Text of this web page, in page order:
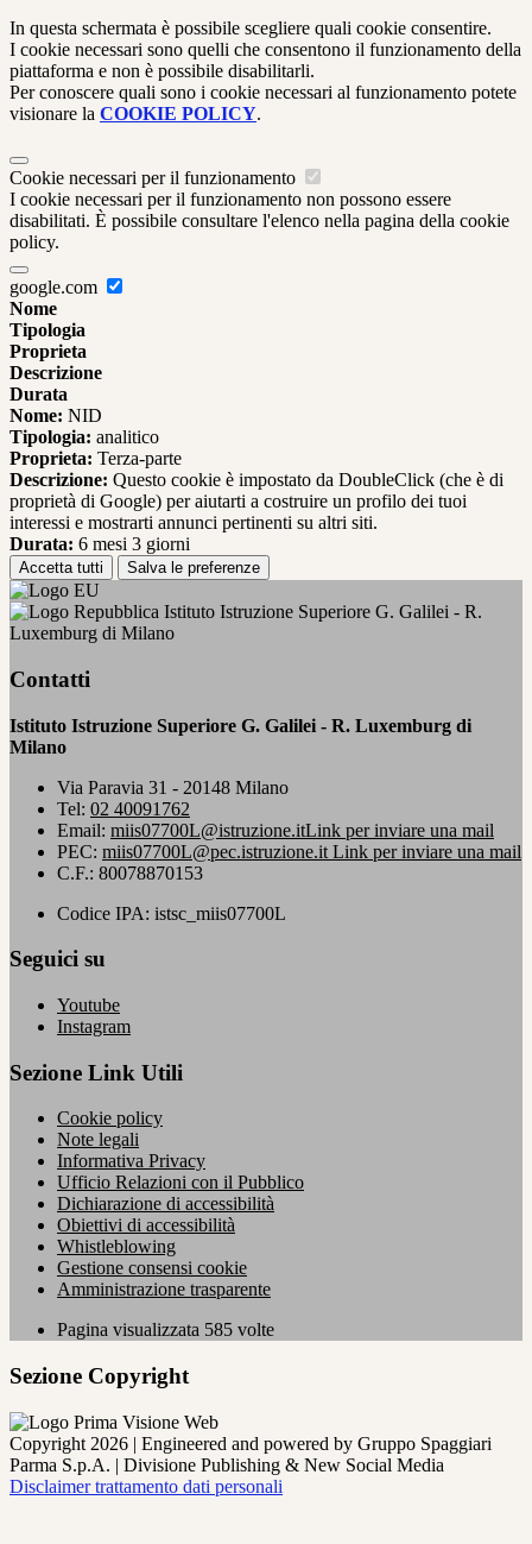
In questa schermata è possibile scegliere quali cookie consentire.
I cookie necessari sono quelli che consentono il funzionamento della
piattaforma e non è possibile disabilitarli.
Per conoscere quali sono i cookie necessari al funzionamento potete
visionare la COOKIE POLICY.
Cookie necessari per il funzionamento
I cookie necessari per il funzionamento non possono essere
disabilitati. È possibile consultare l'elenco nella pagina della cookie
policy.
google.com
Nome
Tipologia
Proprieta
Descrizione
Durata
Nome: NID
Tipologia: analitico
Proprieta: Terza-parte
Descrizione: Questo cookie è impostato da DoubleClick (che è di
proprietà di Google) per aiutarti a costruire un profilo dei tuoi
interessi e mostrarti annunci pertinenti su altri siti.
Durata: 6 mesi 3 giorni
Accetta tutti Salva le preferenze
Istituto Istruzione Superiore G. Galilei - R.
Luxemburg di Milano
Contatti
Istituto Istruzione Superiore G. Galilei - R. Luxemburg di
Milano
Via Paravia 31 - 20148 Milano
Tel: 02 40091762
Email: miis07700L@istruzione.itLink per inviare una mail
PEC: miis07700L@pec.istruzione.it Link per inviare una mail
C.F.: 80078870153
Codice IPA: istsc_miis07700L
Seguici su
Youtube
Instagram
Sezione Link Utili
Cookie policy
Note legali
Informativa Privacy
Ufficio Relazioni con il Pubblico
Dichiarazione di accessibilità
Obiettivi di accessibilità
Whistleblowing
Gestione consensi cookie
Amministrazione trasparente
Pagina visualizzata 585 volte
Sezione Copyright
Copyright 2026 | Engineered and powered by Gruppo Spaggiari
Parma S.p.A. | Divisione Publishing & New Social Media
Disclaimer trattamento dati personali